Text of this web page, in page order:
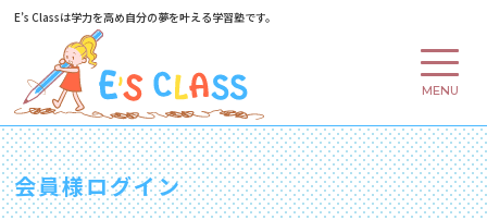
E’s Classは学力を高め自分の夢を叶える学習塾です。
MENU
会員様ログイン